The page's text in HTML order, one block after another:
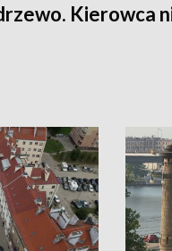
Kierowca